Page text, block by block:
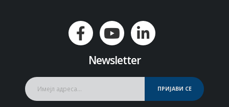
Newsletter
ПРИЈАВИ СЕ